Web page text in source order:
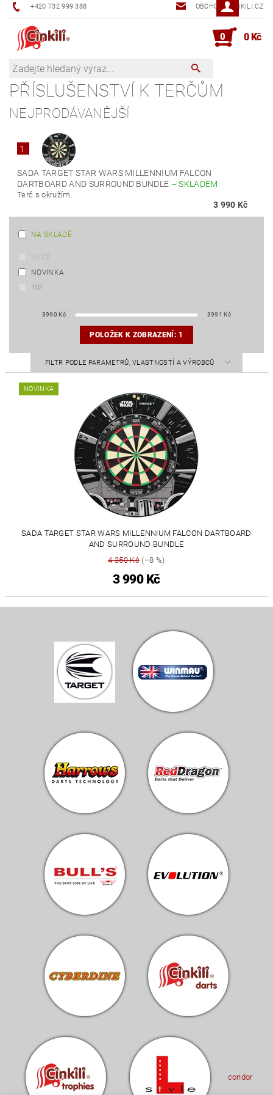
+420 732 999 388 OBCHOD@CINKILI.CZ
0 0 Kč
PŘÍSLUŠENSTVÍ K TERČŮM
NEJPRODÁVANĚJŠÍ
1.
SADA TARGET STAR WARS MILLENNIUM FALCON
DARTBOARD AND SURROUND BUNDLE –SKLADEM
Terč s okružím.
3 990 Kč
NA SKLADĚ
AKCE
NOVINKA
TIP
3990 Kč 3991 Kč
POLOŽEK K ZOBRAZENÍ: 1
FILTR PODLE PARAMETRŮ, VLASTNOSTÍ A VÝROBCŮ
NOVINKA
SADA TARGET STAR WARS MILLENNIUM FALCON DARTBOARD
AND SURROUND BUNDLE
4 350 Kč(–8 %)
3 990 Kč
condor